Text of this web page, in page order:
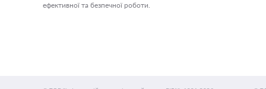
ефективної та безпечної роботи.